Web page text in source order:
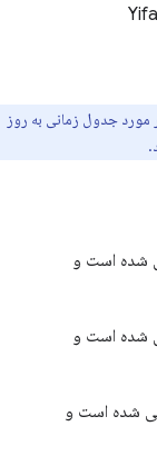
مورد جدول زمانی به روز
شده است و
شده است و
شده است و